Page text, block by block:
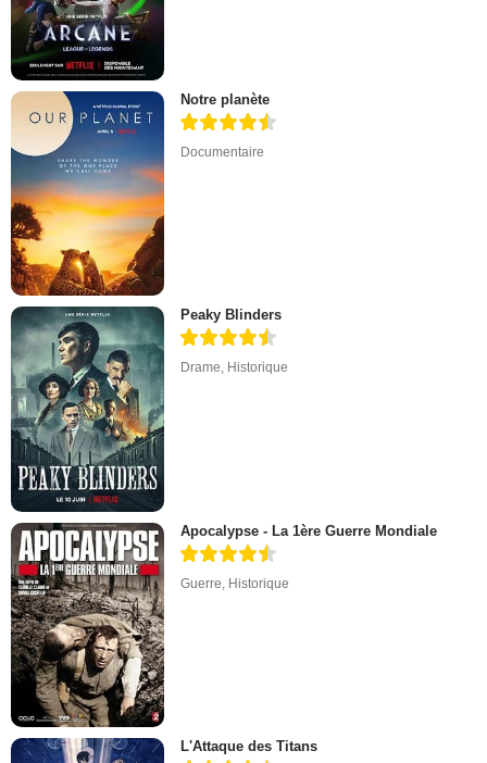
Notre planète
Documentaire
Peaky Blinders
Drame, Historique
Apocalypse - La 1ère Guerre Mondiale
Guerre Historique
L'Attaque des Titans